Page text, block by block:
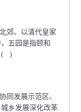
郊、以清代皇家
五园是指颐和
( )
发展示范区、
乡发展深化改革